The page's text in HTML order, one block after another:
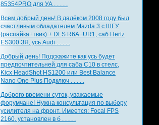
85354PRO для УА . . . . .
Всем добрый день! В далёком 2008 году был
счастливым обладателем Mazda 3 с ШГУ
(распайка+твик) + DLS R6A+UR1, саб Hertz
ES300 ЗЯ, усь Audi . . . . .
Добрый день! Подскажите как усь будет
предпочтительней для саба С10 в стелс,
Kicx HeadShot HS1200 или Best Balance
Nano One Plus Подключ . . . . .
Доброго времени суток, уважаемые
форумчане! Нужна консультация по выбору
усилителя на фронт. Имеется: Focal FPS
2160, установлен в б . . . . .